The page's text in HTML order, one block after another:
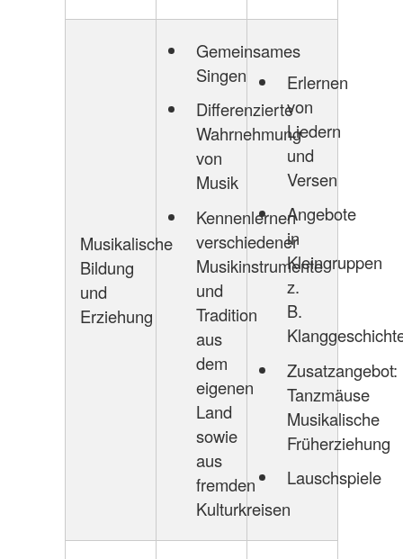
Musikalische
Bildung
und
Erziehung
Gemeinsames
Singen
Differenzierte
Wahrnehmung
von
Musik
Kennenlernen
verschiedener
Musikinstrumente
und
Tradition
aus
dem
eigenen
Land
sowie
aus
fremden
Kulturkreisen
Erlernen
von
Liedern
und
Versen
Angebote
in
Kleingruppen
z.
B.
Zusatzangebot:
Tanzmäuse
Musikalische
Früherziehung
Lauschspiele